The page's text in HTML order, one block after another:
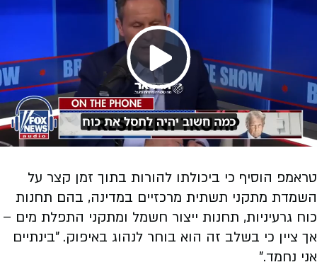
Play
Video
טראמפ הוסיף כי ביכולתו להורות בתוך זמן קצר על
השמדת מתקני תשתית מרכזיים במדינה, בהם תחנות
כוח גרעיניות, תחנות ייצור חשמל ומתקני התפלת מים –
אך ציין כי בשלב זה הוא בוחר לנהוג באיפוק. "בינתיים
אני נחמד."